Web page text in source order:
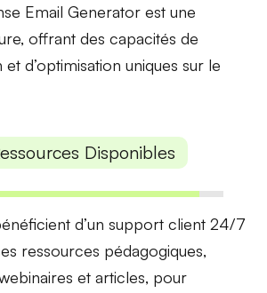
Email Generator est une
offrant des capacités de
d’optimisation uniques sur le
Disponibles
d’unsupport client 24/7
ressources pédagogiques,
et articles, pour